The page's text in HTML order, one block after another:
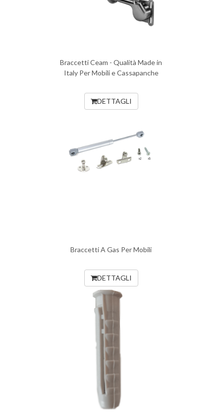
Braccetti Ceam - Qualità Made in
Italy Per Mobili e Cassapanche
DETTAGLI
Braccetti A Gas Per Mobili
DETTAGLI